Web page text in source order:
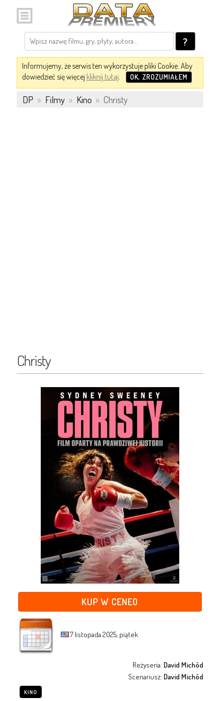
?
Informujemy, że serwis ten wykorzystuje pliki Cookie. Aby
dowiedzieć się więcej kliknij tutaj. OK, ZROZUMIAŁEM
DP » Filmy » Kino » Christy
Christy
KUP W CENEO
7 listopada 2025, piątek
Reżyseria: David Michôd
Scenariusz: David Michôd
KINO